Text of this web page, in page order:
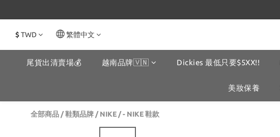
$TWD 繁體中文
尾貨出清賣場💰 越南品牌🇻🇳 Dickies 最低只要$5XX!!
美妝保養
全部商品 /鞋類品牌 /NIKE /- NIKE 鞋款